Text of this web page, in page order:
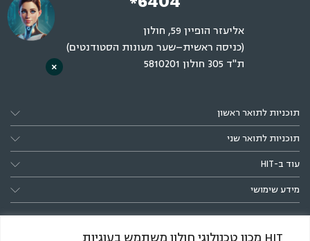
אליעזר הופיין 59, חולון
(כניסה ראשית–שער מעונות הסטודנטים)
ת"ד 305 חולון 5810201
תוכניות לתואר ראשון
תוכניות לתואר שני
עוד ב-HIT
מידע שימושי
×